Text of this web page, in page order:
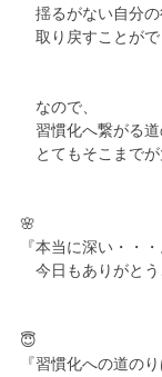
揺るがない自分の
取り戻すことがで
なので、
習慣化へ繋がる道
とてもそこまでが
🌸
『本当に深い・・・
今日もありがとう
😇
『習慣化への道の